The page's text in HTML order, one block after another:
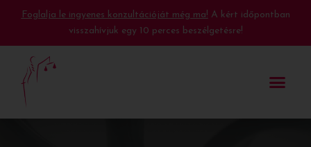
Foglalja le ingyenes konzultációját még ma! A kért időpontban
visszahívjuk egy 10 perces beszélgetésre!